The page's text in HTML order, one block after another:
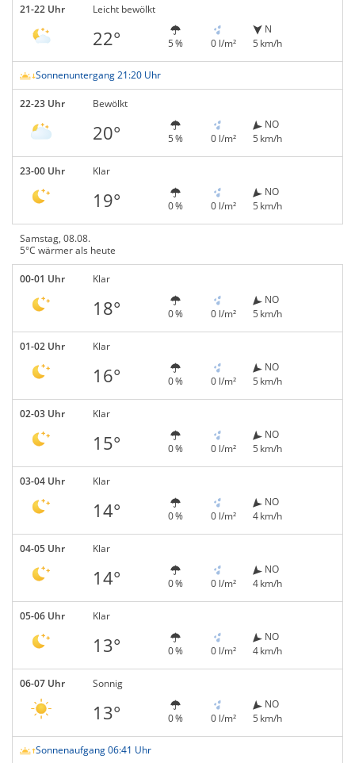
21-22 Uhr Leicht bewölkt
22° 5 % 0 l/m²
N
5 km/h
Sonnenuntergang 21:20 Uhr
22-23 Uhr Bewölkt
20° 5 % 0 l/m²
NO
5 km/h
23-00 Uhr Klar
19° 0 % 0 l/m²
NO
5 km/h
Samstag, 08.08.
5°C wärmer als heute
00-01 Uhr Klar
18° 0 % 0 l/m²
NO
5 km/h
01-02 Uhr Klar
16° 0 % 0 l/m²
NO
5 km/h
02-03 Uhr Klar
15° 0 % 0 l/m²
NO
5 km/h
03-04 Uhr Klar
14° 0 % 0 l/m²
NO
4 km/h
04-05 Uhr Klar
14° 0 % 0 l/m²
NO
4 km/h
05-06 Uhr Klar
13° 0 % 0 l/m²
NO
4 km/h
06-07 Uhr Sonnig
13° 0 % 0 l/m²
NO
5 km/h
Sonnenaufgang 06:41 Uhr